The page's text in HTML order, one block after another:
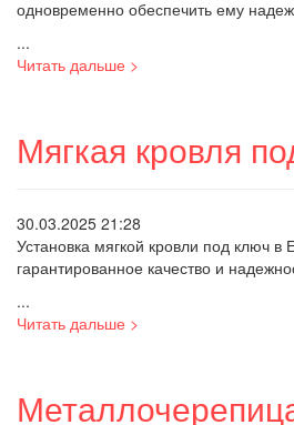
одновременно обеспечить ему
...
Читать дальше >
Мягкая кровля
30.03.2025 21:28
Установка мягкой кровли под ключ в
гарантированное качество и
...
Читать дальше >